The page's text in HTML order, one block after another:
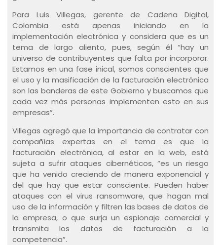
Para Luis Villegas, gerente de Cadena Digital,
Colombia está apenas iniciando en la
implementación electrónica y considera que es un
tema de largo aliento, pues, según él “hay un
universo de contribuyentes que falta por incorporar.
Estamos en una fase inical, somos conscientes que
el uso y la masificación de la facturación electrónica
son las banderas de este Gobierno y buscamos que
cada vez más personas implementen esto en sus
empresas”.
Villegas agregó que la importancia de contratar con
compañías expertas en el tema es que la
facturación electrónica, al estar en la web, está
sujeta a sufrir ataques cibernéticos, “es un riesgo
que ha venido creciendo de manera exponencial y
del que hay que estar consciente. Pueden haber
ataques con el virus ransomware, que hagan mal
uso de la información y filtren las bases de datos de
la empresa, o que surja un espionaje comercial y
transmita los datos de facturación a la
competencia”.